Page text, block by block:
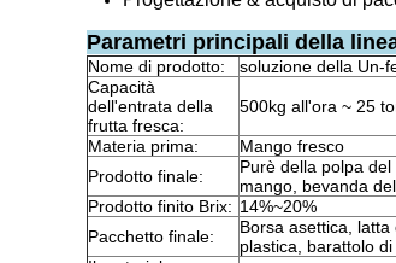
Parametri principali della
Nome di prodotto:
soluzione della Un-
Capacità
dell'entrata della
frutta fresca:
500kg all'ora ~ 25
Materia prima:
Mango fresco
Prodotto finale:
Purè della polpa
mango, bevanda
Prodotto finito Brix: 14%~20%
Pacchetto finale:
Borsa asettica,
plastica, barattolo